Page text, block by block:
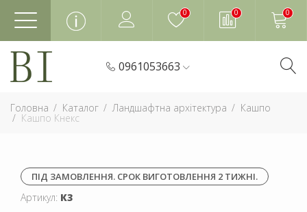
0 0 0
0961053663
Головна Каталог Ландшафтна архітектура Кашпо
Кашпо Кнекс
ПІД ЗАМОВЛЕННЯ. СРОК ВИГОТОВЛЕННЯ 2 ТИЖНІ.
Артикул: К3